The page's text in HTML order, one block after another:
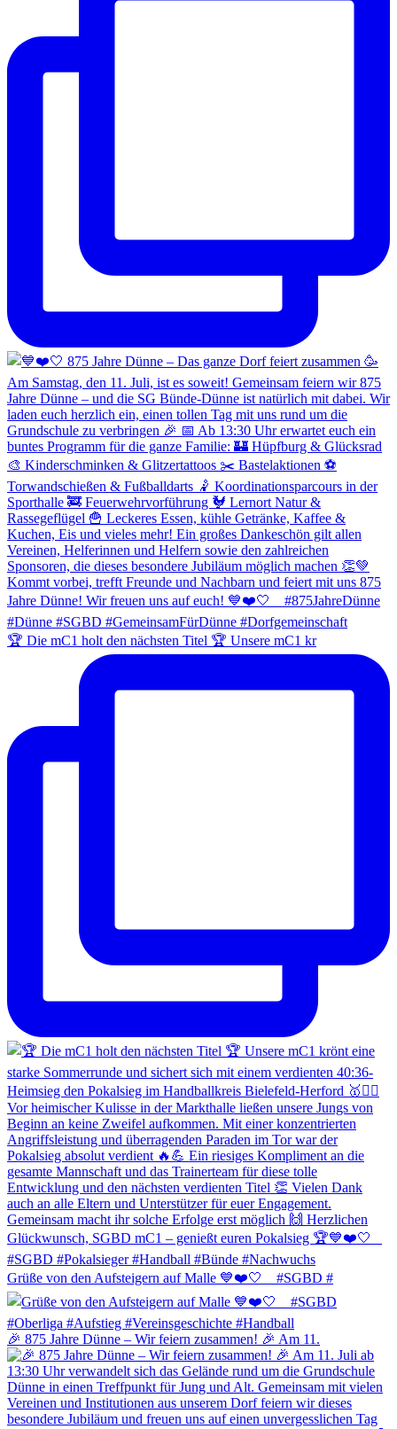
🏆 Die mC1 holt den nächsten Titel 🏆 Unsere mC1 kr
Grüße von den Aufsteigern auf Malle 💙❤️🤍 _ #SGBD #
🎉 875 Jahre Dünne – Wir feiern zusammen! 🎉 Am 11.